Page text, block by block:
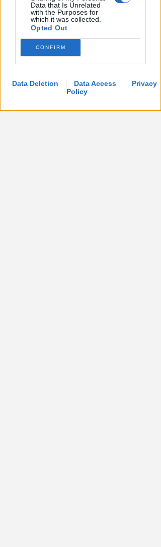
Data that Is Unrelated
with the Purposes for
which it was collected.
Opted Out
CONFIRM
Data Deletion Data Access
Privacy
Policy
SABATO AL "BIANCHELLI"
Ingresso gratuito per il test
match tra Vigor Senigallia e
Rimini